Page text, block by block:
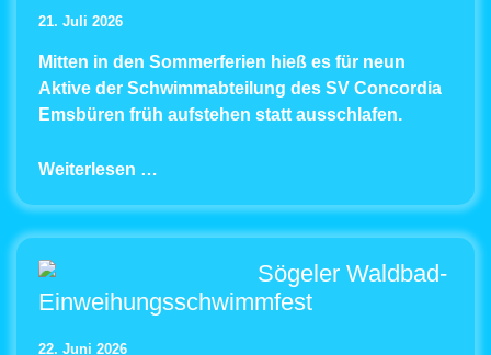
21. Juli 2026
Mitten in den Sommerferien hieß es für neun
Aktive der Schwimmabteilung des SV Concordia
Emsbüren früh aufstehen statt ausschlafen.
Weiterlesen …
Sögeler Waldbad-
Einweihungsschwimmfest
22. Juni 2026